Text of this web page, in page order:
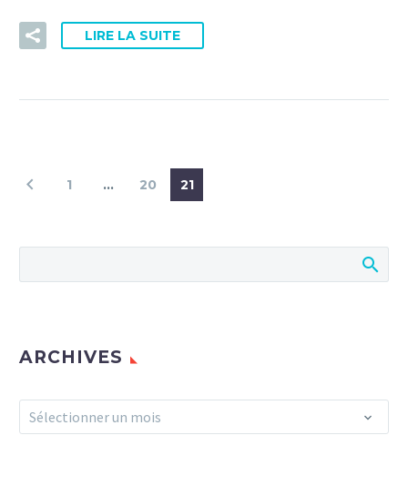
LIRE LA SUITE
1 … 20 21
ARCHIVES
Archives
Sélectionner un mois